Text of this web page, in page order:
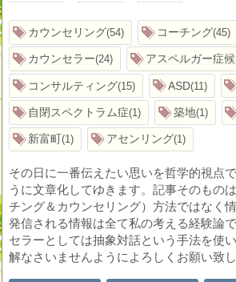
カウンセリング 54 コーチング 45
カウンセラー 24 アスペルガー症
コンサルティング 15 ASD 11
自閉スペクトラム症 1 築地 1
新富町 1 アセンリング 1
その日に一番伝えたい思いを哲学的視点
うに文章化してゆきます。記事そのもの
チング＆カウンセリング）方法ではなく
発信される情報は全て私の考える経験論
セラーとしては抽象対話という手法を使
解なさいませんようによろしくお願い致し